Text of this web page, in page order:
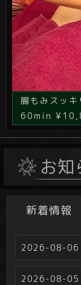
腸もみスッキ
60min
新着情報
2026-08-06
2026-08-05